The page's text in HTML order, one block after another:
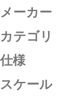
メーカー
カテゴリ
仕様
スケール